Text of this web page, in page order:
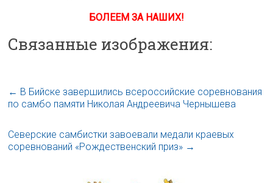
БОЛЕЕМ ЗА НАШИХ!
Связанные изображения:
← В Бийске завершились всероссийские соревнования
по самбо памяти Николая Андреевича Чернышева
Северские самбистки завоевали медали краевых
соревнований «Рождественский приз» →